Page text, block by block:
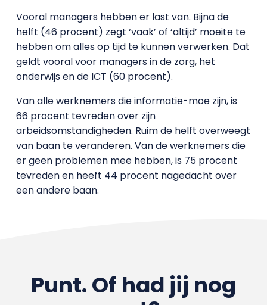
Vooral managers hebben er last van. Bijna de
helft (46 procent) zegt ‘vaak’ of ‘altijd’ moeite te
hebben om alles op tijd te kunnen verwerken. Dat
geldt vooral voor managers in de zorg, het
onderwijs en de ICT (60 procent).
Van alle werknemers die informatie-moe zijn, is
66 procent tevreden over zijn
arbeidsomstandigheden. Ruim de helft overweegt
van baan te veranderen. Van de werknemers die
er geen problemen mee hebben, is 75 procent
tevreden en heeft 44 procent nagedacht over
een andere baan.
Punt. Of had jij nog